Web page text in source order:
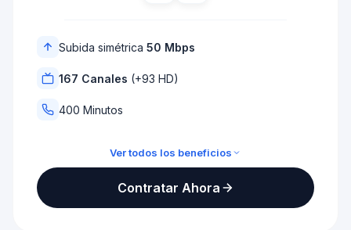
Subida simétrica 50 Mbps
167 Canales (+93 HD)
400 Minutos
Ver todos los beneficios
TV Full + Altice TV ProContratar Ahora